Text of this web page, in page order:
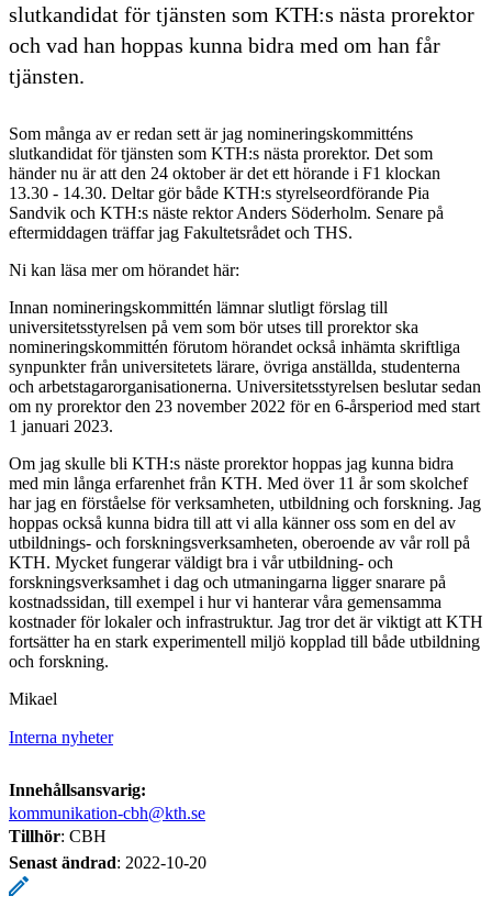
slutkandidat för tjänsten som KTH:s nästa prorektor
och vad han hoppas kunna bidra med om han får
tjänsten.
Som många av er redan sett är jag nomineringskommitténs
slutkandidat för tjänsten som KTH:s nästa prorektor. Det som
händer nu är att den 24 oktober är det ett hörande i F1 klockan
13.30 - 14.30. Deltar gör både KTH:s styrelseordförande Pia
Sandvik och KTH:s näste rektor Anders Söderholm. Senare på
eftermiddagen träffar jag Fakultetsrådet och THS.
Ni kan läsa mer om hörandet här:
Innan nomineringskommittén lämnar slutligt förslag till
universitetsstyrelsen på vem som bör utses till prorektor ska
nomineringskommittén förutom hörandet också inhämta skriftliga
synpunkter från universitetets lärare, övriga anställda, studenterna
och arbetstagarorganisationerna. Universitetsstyrelsen beslutar sedan
om ny prorektor den 23 november 2022 för en 6-årsperiod med start
1 januari 2023.
Om jag skulle bli KTH:s näste prorektor hoppas jag kunna bidra
med min långa erfarenhet från KTH. Med över 11 år som skolchef
har jag en förståelse för verksamheten, utbildning och forskning. Jag
hoppas också kunna bidra till att vi alla känner oss som en del av
utbildnings- och forskningsverksamheten, oberoende av vår roll på
KTH. Mycket fungerar väldigt bra i vår utbildning- och
forskningsverksamhet i dag och utmaningarna ligger snarare på
kostnadssidan, till exempel i hur vi hanterar våra gemensamma
kostnader för lokaler och infrastruktur. Jag tror det är viktigt att KTH
fortsätter ha en stark experimentell miljö kopplad till både utbildning
och forskning.
Mikael
Interna nyheter
Innehållsansvarig:
kommunikation-cbh@kth.se
Tillhör: CBH
Senast ändrad: 2022-10-20